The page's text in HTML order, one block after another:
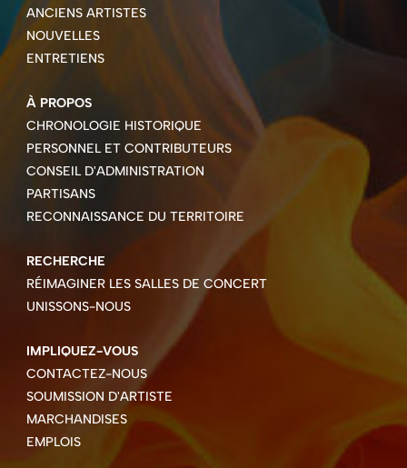
ANCIENS ARTISTES
NOUVELLES
ENTRETIENS
À PROPOS
CHRONOLOGIE HISTORIQUE
PERSONNEL ET CONTRIBUTEURS
CONSEIL D'ADMINISTRATION
PARTISANS
RECONNAISSANCE DU TERRITOIRE
RECHERCHE
RÉIMAGINER LES SALLES DE CONCERT
UNISSONS-NOUS
IMPLIQUEZ-VOUS
CONTACTEZ-NOUS
SOUMISSION D'ARTISTE
MARCHANDISES
EMPLOIS